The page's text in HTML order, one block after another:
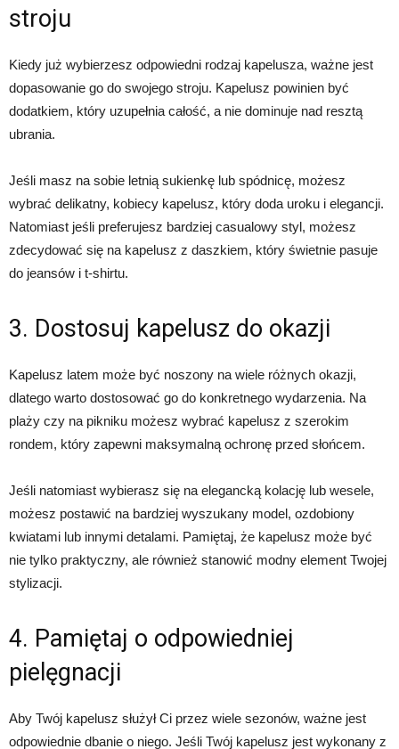
stroju
Kiedy już wybierzesz odpowiedni rodzaj kapelusza, ważne jest
dopasowanie go do swojego stroju. Kapelusz powinien być
dodatkiem, który uzupełnia całość, a nie dominuje nad resztą
ubrania.
Jeśli masz na sobie letnią sukienkę lub spódnicę, możesz
wybrać delikatny, kobiecy kapelusz, który doda uroku i elegancji.
Natomiast jeśli preferujesz bardziej casualowy styl, możesz
zdecydować się na kapelusz z daszkiem, który świetnie pasuje
do jeansów i t-shirtu.
3. Dostosuj kapelusz do okazji
Kapelusz latem może być noszony na wiele różnych okazji,
dlatego warto dostosować go do konkretnego wydarzenia. Na
plaży czy na pikniku możesz wybrać kapelusz z szerokim
rondem, który zapewni maksymalną ochronę przed słońcem.
Jeśli natomiast wybierasz się na elegancką kolację lub wesele,
możesz postawić na bardziej wyszukany model, ozdobiony
kwiatami lub innymi detalami. Pamiętaj, że kapelusz może być
nie tylko praktyczny, ale również stanowić modny element Twojej
stylizacji.
4. Pamiętaj o odpowiedniej
pielęgnacji
Aby Twój kapelusz służył Ci przez wiele sezonów, ważne jest
odpowiednie dbanie o niego. Jeśli Twój kapelusz jest wykonany z